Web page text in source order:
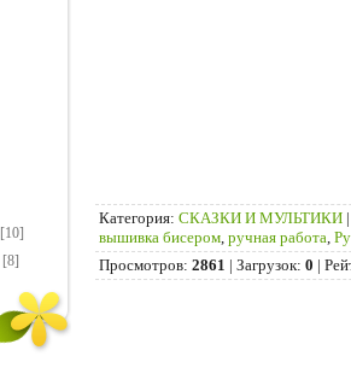
[10]
[8]
Категория: СКАЗКИ И МУЛЬТИКИ
вышивка бисером ручная работа
Просмотров: 2861 | Загрузок: 0 |